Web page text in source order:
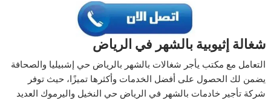
شغالة إثيوبية بالشهر في الرياض
التعامل مع مكتب يأجر شغالات بالشهر بالرياض حي إشبيليا والصحافة
يضمن لك الحصول على أفضل الخدمات وأكثرها تميزًا، حيث توفر
شركة تأجير خادمات بالشهر في الرياض حي النخيل واليرموك العديد